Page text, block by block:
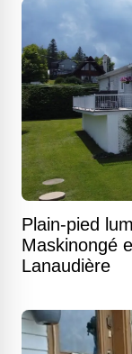
Plain-pied
Maskinongé
Lanaudière